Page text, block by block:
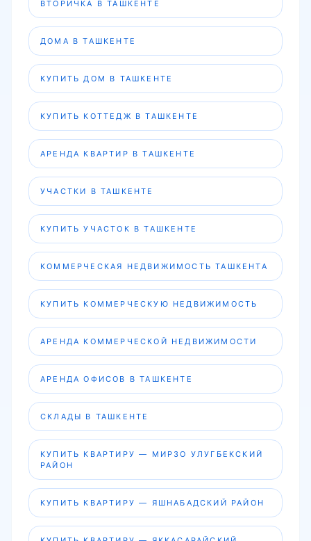
РАЙОН
КУПИТЬ КВАРТИРУ — ЯШНАБАДСКИЙ РАЙОН
РАЙОН
КУПИТЬ КВАРТИРУ — МИРАБАДСКИЙ РАЙОН